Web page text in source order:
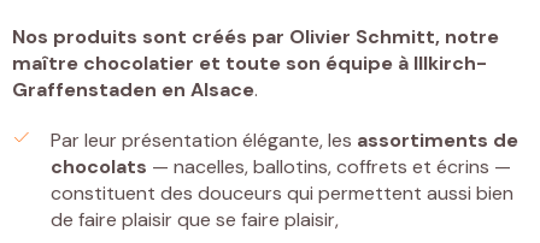
Nos produits sont créés par Olivier Schmitt, notre
maître chocolatier et toute son équipe à Illkirch-
Graffenstaden en Alsace.
Par leur présentation élégante, les assortiments de
chocolats — nacelles, ballotins, coffrets et écrins —
constituent des douceurs qui permettent aussi bien
de faire plaisir que se faire plaisir,